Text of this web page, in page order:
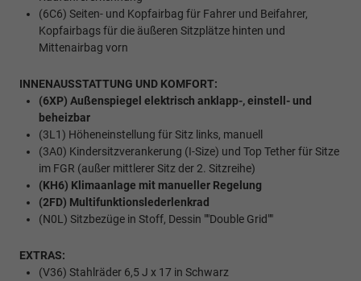
(6C6) Seiten- und Kopfairbag für Fahrer und Beifahrer,
Kopfairbags für die äußeren Sitzplätze hinten und
Mittenairbag vorn
INNENAUSSTATTUNG UND KOMFORT:
(6XP) Außenspiegel elektrisch anklapp-, einstell- und
beheizbar
(3L1) Höheneinstellung für Sitz links, manuell
(3A0) Kindersitzverankerung (I-Size) und Top Tether für Sitze
im FGR (außer mittlerer Sitz der 2. Sitzreihe)
(KH6) Klimaanlage mit manueller Regelung
(2FD) Multifunktionslederlenkrad
(N0L) Sitzbezüge in Stoff, Dessin ""Double Grid""
EXTRAS:
(V36) Stahlräder 6,5 J x 17 in Schwarz